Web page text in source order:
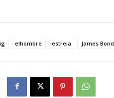
elhombre estreia James Bond